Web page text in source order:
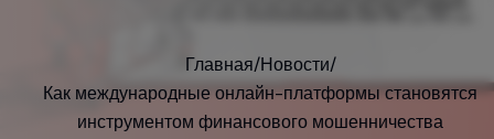
Главная/Новости/
Как международные онлайн-платформы становятся
инструментом финансового мошенничества